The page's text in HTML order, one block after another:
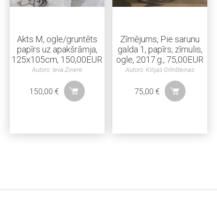
Akts M, ogle/gruntēts
papīrs uz apakšrāmja,
125x105cm, 150,00EUR
Autors: Ieva Zinere
150,00 €
Zīmējums, Pie sarunu
galda 1, papīrs, zīmulis,
ogle, 2017.g., 75,00EUR
Autors: Kitijas Grīnšteinas
75,00 €